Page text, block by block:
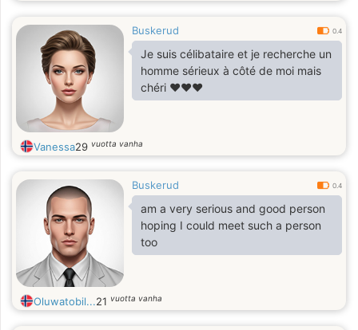
Buskerud 0.4
Je suis célibataire et je recherche un
homme sérieux à côté de moi mais
chéri ❤️❤️❤️
Vanessa29 vuotta vanha
Buskerud 0.4
am a very serious and good person
hoping I could meet such a person
too
Oluwatobil...21 vuotta vanha